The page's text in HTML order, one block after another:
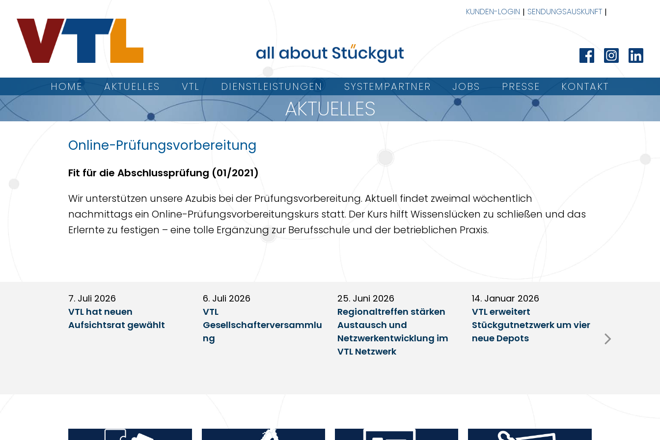
KUNDEN-LOGIN SENDUNGSAUSKUNFT
HOME AKTUELLES VTL DIENSTLEISTUNGEN SYSTEMPARTNER JOBS PRESSE KONTAKT
AKTUELLES
Online-Prüfungsvorbereitung
Fit für die Abschlussprüfung (01/2021)
Wir unterstützen unsere Azubis bei der Prüfungsvorbereitung. Aktuell findet zweimal wöchentlich
nachmittags ein Online-Prüfungsvorbereitungskurs statt. Der Kurs hilft Wissenslücken zu schließen und das
Erlernte zu festigen – eine tolle Ergänzung zur Berufsschule und der betrieblichen Praxis.
7. Juli 2026
VTL hat neuen
Aufsichtsrat gewählt
6. Juli 2026
VTL
Gesellschafterversammlu
ng
25. Juni 2026
Regionaltreffen stärken
Austausch und
Netzwerkentwicklung im
VTL Netzwerk
14. Januar 2026
VTL erweitert
Stückgutnetzwerk um vier
neue Depots